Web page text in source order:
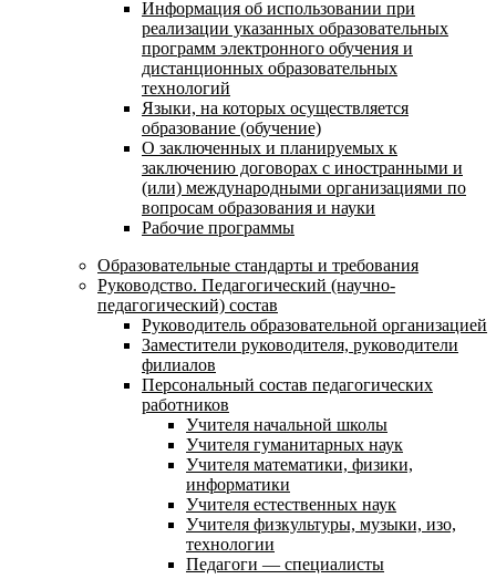
Информация об использовании при
реализации указанных образовательных
программ электронного обучения и
дистанционных образовательных
технологий
Языки, на которых осуществляется
образование (обучение)
О заключенных и планируемых к
заключению договорах с иностранными и
(или) международными организациями по
вопросам образования и науки
Рабочие программы
Образовательные стандарты и требования
Руководство. Педагогический (научно-
педагогический) состав
Руководитель образовательной организацией
Заместители руководителя, руководители
филиалов
Персональный состав педагогических
работников
Учителя начальной школы
Учителя гуманитарных наук
Учителя математики, физики,
информатики
Учителя естественных наук
Учителя физкультуры, музыки, изо,
технологии
Педагоги — специалисты